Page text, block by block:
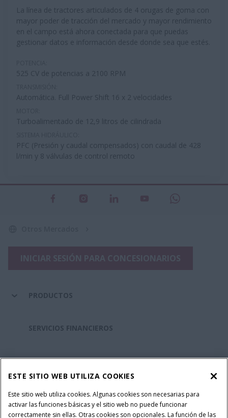
La línea de tractores articulados de 4 orugas de goma con
mayor poder de tracción del mercado y mayor rendimiento
en el campo está ahora conectada para que puedas
gestionar datos e información desde donde sea que estés.
525 CV de potencias a 2100 RPM
Automática. Full Power Shift 16 x 2 velocidades
Turboalimentado de 12,9 litros de cilindrada
PFC (Presión y caudal compensados) con caudal de 428
l/min y 8 válvulas de control remoto
PRODUCTOS
SERVICIOS FINANCIEROS
REPUESTOS Y SERVICIOS
SOBRE CASE IH
ESTE SITIO WEB UTILIZA COOKIES
Este sitio web utiliza cookies. Algunas cookies son necesarias para
activar las funciones básicas y el sitio web no puede funcionar
correctamente sin ellas. Otras cookies son opcionales. La función de las